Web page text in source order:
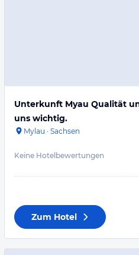
Unterkunft Myau Qualität
uns wichtig.
Mylau · Sachsen
Keine Hotelbewertungen
Zum Hotel